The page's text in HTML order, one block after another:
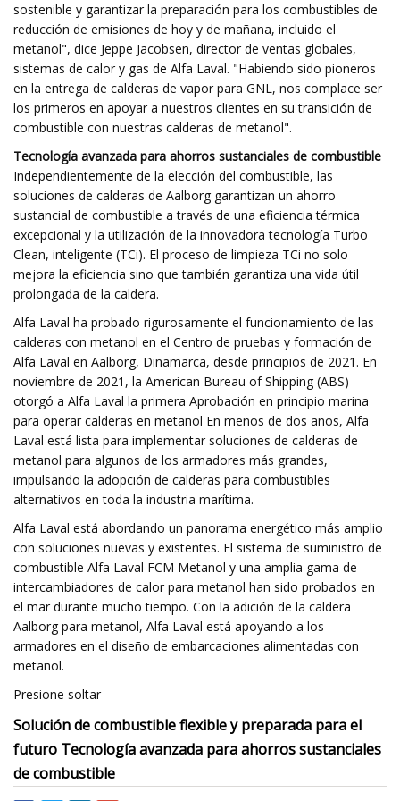
sostenible y garantizar la preparación para los combustibles de
reducción de emisiones de hoy y de mañana, incluido el
metanol", dice Jeppe Jacobsen, director de ventas globales,
sistemas de calor y gas de Alfa Laval. "Habiendo sido pioneros
en la entrega de calderas de vapor para GNL, nos complace ser
los primeros en apoyar a nuestros clientes en su transición de
combustible con nuestras calderas de metanol".
Tecnología avanzada para ahorros sustanciales de combustible
Independientemente de la elección del combustible, las
soluciones de calderas de Aalborg garantizan un ahorro
sustancial de combustible a través de una eficiencia térmica
excepcional y la utilización de la innovadora tecnología Turbo
Clean, inteligente (TCi). El proceso de limpieza TCi no solo
mejora la eficiencia sino que también garantiza una vida útil
prolongada de la caldera.
Alfa Laval ha probado rigurosamente el funcionamiento de las
calderas con metanol en el Centro de pruebas y formación de
Alfa Laval en Aalborg, Dinamarca, desde principios de 2021. En
noviembre de 2021, la American Bureau of Shipping (ABS)
otorgó a Alfa Laval la primera Aprobación en principio marina
para operar calderas en metanol En menos de dos años, Alfa
Laval está lista para implementar soluciones de calderas de
metanol para algunos de los armadores más grandes,
impulsando la adopción de calderas para combustibles
alternativos en toda la industria marítima.
Alfa Laval está abordando un panorama energético más amplio
con soluciones nuevas y existentes. El sistema de suministro de
combustible Alfa Laval FCM Metanol y una amplia gama de
intercambiadores de calor para metanol han sido probados en
el mar durante mucho tiempo. Con la adición de la caldera
Aalborg para metanol, Alfa Laval está apoyando a los
armadores en el diseño de embarcaciones alimentadas con
metanol.
Presione soltar
Solución de combustible flexible y preparada para el
futuro Tecnología avanzada para ahorros sustanciales
de combustible